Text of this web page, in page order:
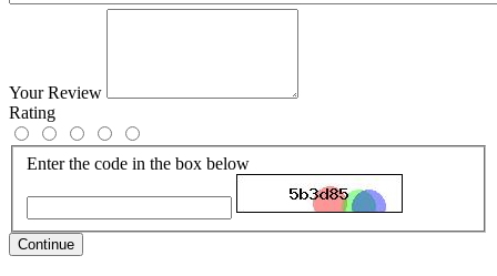
Your Review
Rating
Enter the code in the box below
Continue